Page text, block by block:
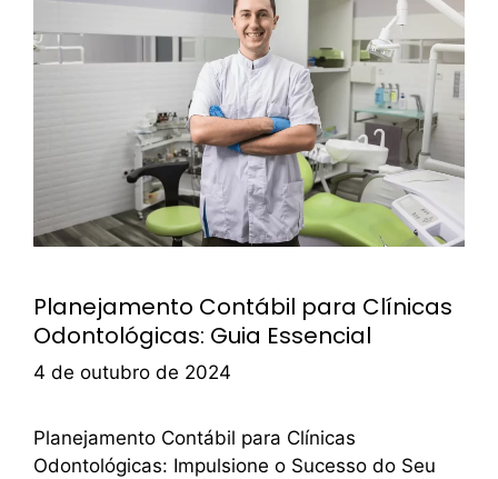
Planejamento Contábil para Clínicas
Odontológicas: Guia Essencial
4 de outubro de 2024
Planejamento Contábil para Clínicas
Odontológicas: Impulsione o Sucesso do Seu